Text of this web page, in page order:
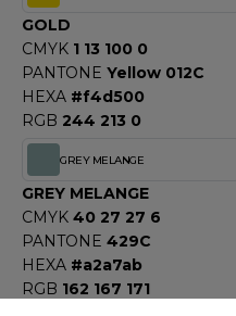
GEN
MORNING STUDIOS
SEGURIDAD
DUICK
GOLD
CMYK 1 13 100 0
PANTONE Yellow 012C
HEXA #f4d500
RGB 244 213 0
GREY MELANGE
GREY MELANGE
CMYK 40 27 27 6
PANTONE 429C
HEXA #a2a7ab
RGB 162 167 171